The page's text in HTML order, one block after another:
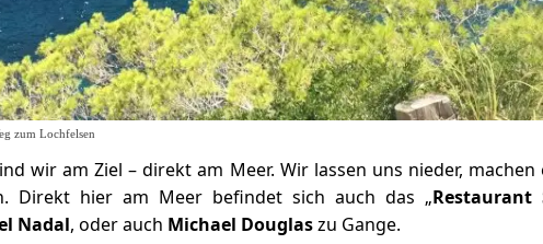
zum Lochfelsen
wir am Ziel – direkt am Meer. Wir lassen uns nieder,
Direkt hier am Meer befindet sich auch das „Restaurant
Nadal, oder auch Michael Douglaszu Gange.